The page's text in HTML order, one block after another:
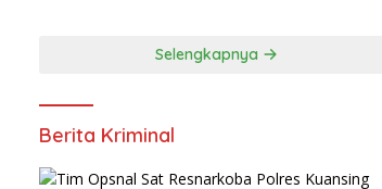
Selengkapnya
Berita Kriminal